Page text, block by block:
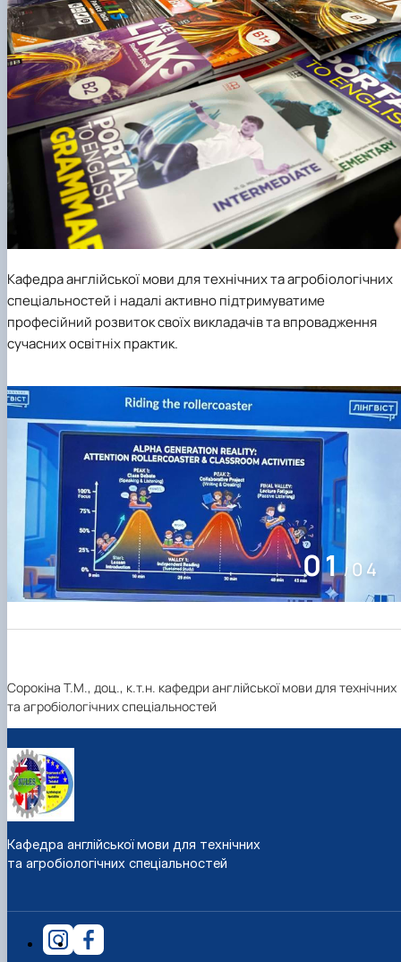
Кафедра англійської мови для технічних та агробіологічних
спеціальностей і надалі активно підтримуватиме
професійний розвиток своїх викладачів та впровадження
сучасних освітніх практик.
Сорокіна Т.М., доц., к.т.н. кафедри англійської мови для технічних
та агробіологічних спеціальностей
Кафедра англійської мови для технічних
та агробіологічних спеціальностей